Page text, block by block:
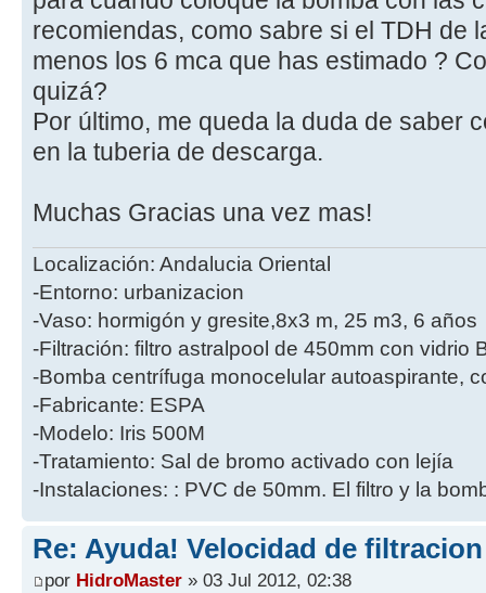
recomiendas, como sabre si el TDH de
menos los 6 mca que has estimado ?
quizá?
Por último, me queda la duda de saber
en la tuberia de descarga.
Muchas Gracias una vez mas!
Localización: Andalucia Oriental
-Entorno: urbanizacion
-Vaso: hormigón y gresite,8x3 m, 25 m3, 6 años
-Filtración: filtro astralpool de 450mm con vidrio
-Bomba centrífuga monocelular autoaspirante,
-Fabricante: ESPA
-Modelo: Iris 500M
-Tratamiento: Sal de bromo activado con lejía
-Instalaciones: : PVC de 50mm. El filtro y la
Re: Ayuda! Velocidad de
por HidroMaster » 03 Jul 2012, 02:38